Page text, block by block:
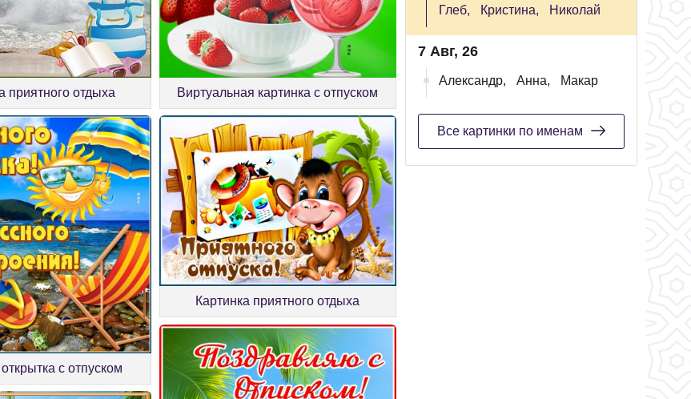
приятного отдыха Виртуальная картинка с отпуском
с отпуском
Картинка приятного отдыха
Глеб,
Кристина, Николай
7 Авг, 26
Александр, Анна, Макар
Все картинки по именам